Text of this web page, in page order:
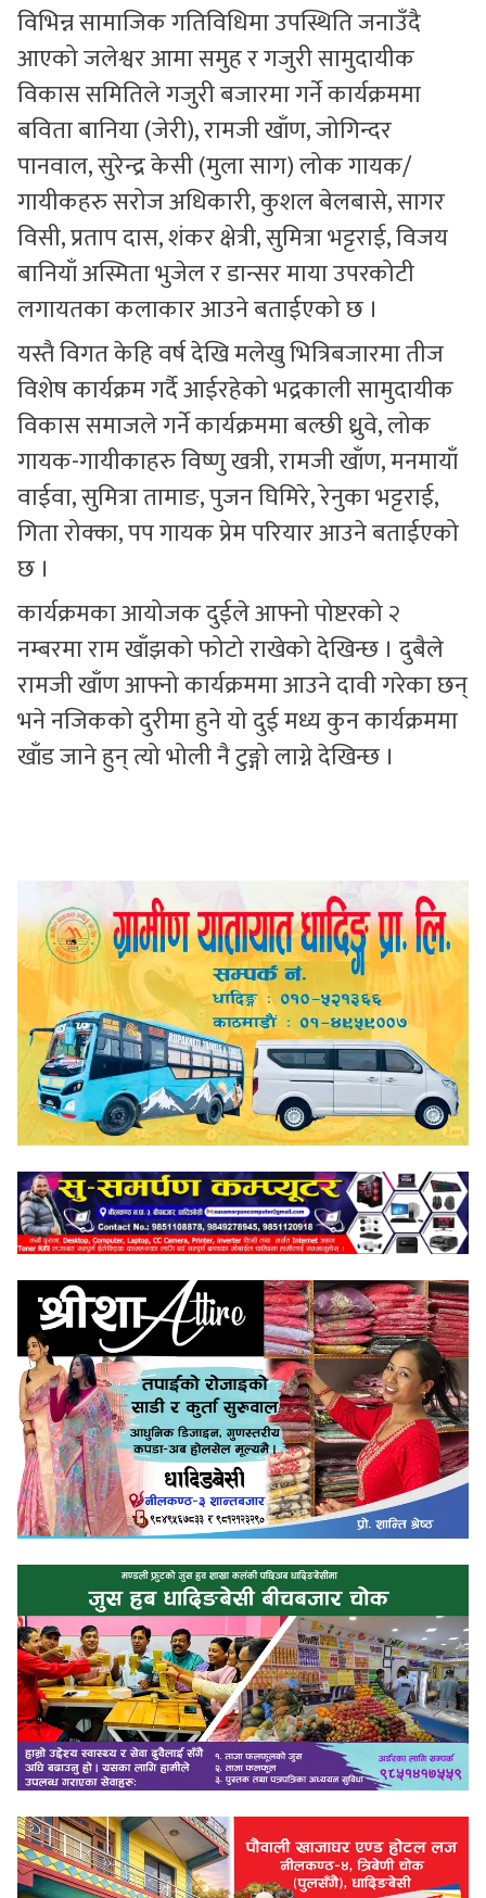
विभिन्न सामाजिक गतिविधिमा उपस्थिति जनाउँदै
आएको जलेश्वर आमा समुह र गजुरी सामुदायीक
विकास समितिले गजुरी बजारमा गर्ने कार्यक्रममा
बविता बानिया (जेरी), रामजी खाँण, जोगिन्दर
पानवाल, सुरेन्द्र केसी (मुला साग) लोक गायक/
गायीकहरु सरोज अधिकारी, कुशल बेलबासे, सागर
विसी, प्रताप दास, शंकर क्षेत्री, सुमित्रा भट्टराई, विजय
बानियाँ अस्मिता भुजेल र डान्सर माया उपरकोटी
लगायतका कलाकार आउने बताईएको छ ।
यस्तै विगत केहि वर्ष देखि मलेखु भित्रिबजारमा तीज
विशेष कार्यक्रम गर्दै आईरहेको भद्रकाली सामुदायीक
विकास समाजले गर्ने कार्यक्रममा बल्छी ध्रुवे, लोक
गायक-गायीकाहरु विष्णु खत्री, रामजी खाँण, मनमायाँ
वाईवा, सुमित्रा तामाङ, पुजन घिमिरे, रेनुका भट्टराई,
गिता रोक्का, पप गायक प्रेम परियार आउने बताईएको
छ ।
कार्यक्रमका आयोजक दुईले आफ्नो पोष्टरको २
नम्बरमा राम खाँझको फोटो राखेको देखिन्छ । दुबैले
रामजी खाँण आफ्नो कार्यक्रममा आउने दावी गरेका छन्
भने नजिकको दुरीमा हुने यो दुई मध्य कुन कार्यक्रममा
खाँड जाने हुन् त्यो भोली नै टुङ्गो लाग्ने देखिन्छ ।